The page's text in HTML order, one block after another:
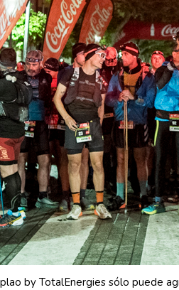
by TotalEnergies sólo puede